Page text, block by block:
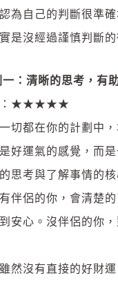
為自己的判斷很準
是沒經過謹慎判斷的
：清晰的思考，有
：★★★★★
一切都在你的計劃中
好運氣的感覺，而
思考與了解事情的核
伴侶的你，會清楚
安心。沒伴侶的你
雖然沒有直接的好財